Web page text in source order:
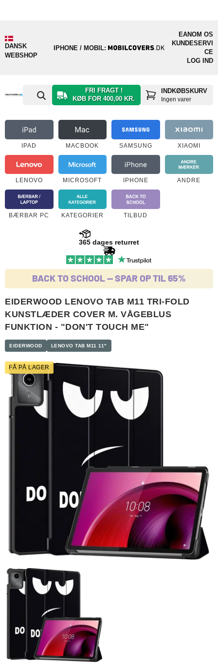
DANSK
WEBSHOP
IPHONE / MOBIL:
EANOM OS
KUNDESERVI
CE
LOG IND
FRI FRAGT !
KØB FOR 400,00 KR.
INDKØBSKURV
Ingen varer
IPAD MACBOOK SAMSUNG XIAOMI
LENOVO MICROSOFT IPHONE ANDRE
BÆRBAR PC KATEGORIER TILBUD
365 dages returret
BACK TO SCHOOL -- SPAR OP TIL 65%
EIDERWOOD LENOVO TAB M11 TRI-FOLD
KUNSTLÆDER COVER M. VÅGEBLUS
FUNKTION - "DON'T TOUCH ME"
EIDERWOOD LENOVO TAB M11 11"
FÅ PÅ LAGER